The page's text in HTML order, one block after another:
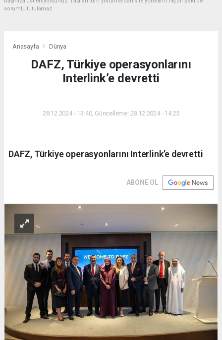
sorumlu tutulamaz.
Anasayfa Dünya
DAFZ, Türkiye operasyonlarını
Interlink’e devretti
28.12.2024 - 13:40, Güncelleme: 28.12.2024 - 14:25
DAFZ, Türkiye operasyonlarını Interlink’e devretti
ABONE OL